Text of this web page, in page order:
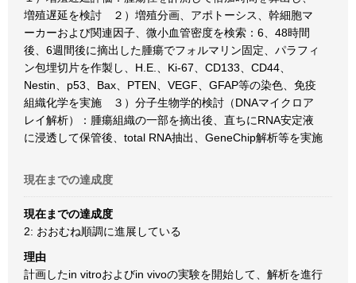
増殖遅延を検討 ２）増殖分画、アポトーシス、幹細胞マ
ーカーおよび関連因子、微小血管密度を検索：6、48時間
後、6週間後に摘出した腫瘍でフォルマリン固定、パラフィ
ン包埋切片を作製し、H.E.、Ki-67、CD133、CD44、
Nestin、p53、Bax、PTEN、VEGF、GFAP等の染色、免疫
組織化学を実施 ３）分子生物学的検討（DNAマイクロア
レイ解析）：腫瘍組織の一部を摘出後、直ちにRNA安定液
に浸透して保管後、total RNA抽出、GeneChip解析等を実施
現在までの達成度
現在までの達成度
2: おおむね順調に進展している
理由
計画したin vitroおよびin vivoの実験を開始して、解析を進行